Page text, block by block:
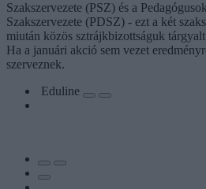
Szakszervezete (PSZ) és a
Szakszervezete (PDSZ) - ezt a két
miután közös sztrájkbizottságuk
Ha a januári akció sem vezet
szerveznek.
Eduline